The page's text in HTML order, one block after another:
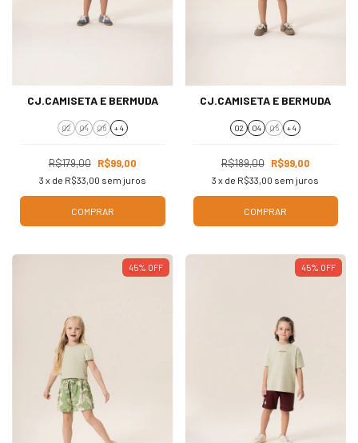
CJ.CAMISETA E BERMUDA
02 04 06 + 4
R$179,00 R$99,00
3 x de R$33,00 sem juros
COMPRAR
CJ.CAMISETA E BERMUDA
02 04 06 + 4
R$189,00 R$99,00
3 x de R$33,00 sem juros
COMPRAR
45% OFF 45% OFF